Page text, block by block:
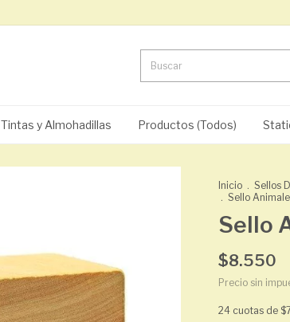
Tintas y Almohadillas Productos (Todos)
Inicio . Sellos
. Sello
Sello
$8.550
Precio sin
24 cuotas de